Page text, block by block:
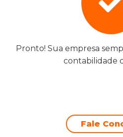
Pronto! Sua empresa
contabilidade
Fale